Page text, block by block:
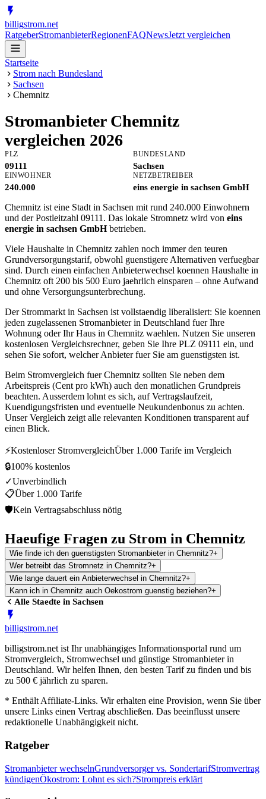
billigstrom.net
RatgeberStromanbieterRegionenFAQNewsJetzt vergleichen
Startseite
Strom nach Bundesland
Sachsen
Chemnitz
Stromanbieter Chemnitz
vergleichen 2026
PLZ
09111
BUNDESLAND
Sachsen
EINWOHNER
240.000
NETZBETREIBER
eins energie in sachsen GmbH
Chemnitz ist eine Stadt in Sachsen mit rund 240.000 Einwohnern
und der Postleitzahl 09111. Das lokale Stromnetz wird von eins
energie in sachsen GmbHbetrieben.
Viele Haushalte in Chemnitz zahlen noch immer den teuren
Grundversorgungstarif, obwohl guenstigere Alternativen verfuegbar
sind. Durch einen einfachen Anbieterwechsel koennen Haushalte in
Chemnitz oft 200 bis 500 Euro jaehrlich einsparen – ohne Aufwand
und ohne Versorgungsunterbrechung.
Der Strommarkt in Sachsen ist vollstaendig liberalisiert: Sie koennen
jeden zugelassenen Stromanbieter in Deutschland fuer Ihre
Wohnung oder Ihr Haus in Chemnitz waehlen. Nutzen Sie unseren
kostenlosen Vergleichsrechner, geben Sie Ihre PLZ 09111 ein, und
sehen Sie sofort, welcher Anbieter fuer Sie am guenstigsten ist.
Beim Stromvergleich fuer Chemnitz sollten Sie neben dem
Arbeitspreis (Cent pro kWh) auch den monatlichen Grundpreis
beachten. Ausserdem lohnt es sich, auf Vertragslaufzeit,
Kuendigungsfristen und eventuelle Neukundenbonus zu achten.
Unser Vergleich zeigt alle relevanten Konditionen transparent auf
einen Blick.
⚡Kostenloser StromvergleichÜber 1.000 Tarife im Vergleich
🔒100% kostenlos
✓Unverbindlich
📋Über 1.000 Tarife
🛡Kein Vertragsabschluss nötig
Haeufige Fragen zu Strom in Chemnitz
Wie finde ich den guenstigsten Stromanbieter in Chemnitz?+
Wer betreibt das Stromnetz in Chemnitz?+
Wie lange dauert ein Anbieterwechsel in Chemnitz?+
Kann ich in Chemnitz auch Oekostrom guenstig beziehen?+
Alle Staedte in Sachsen
billigstrom.net
billigstrom.net ist Ihr unabhängiges Informationsportal rund um
Stromvergleich, Stromwechsel und günstige Stromanbieter in
Deutschland. Wir helfen Ihnen, den besten Tarif zu finden und bis
zu 500 € jährlich zu sparen.
* Enthält Affiliate-Links. Wir erhalten eine Provision, wenn Sie über
unsere Links einen Vertrag abschließen. Das beeinflusst unsere
redaktionelle Unabhängigkeit nicht.
Ratgeber
Stromanbieter wechselnGrundversorger vs. SondertarifStromvertrag
kündigenÖkostrom: Lohnt es sich?Strompreis erklärt